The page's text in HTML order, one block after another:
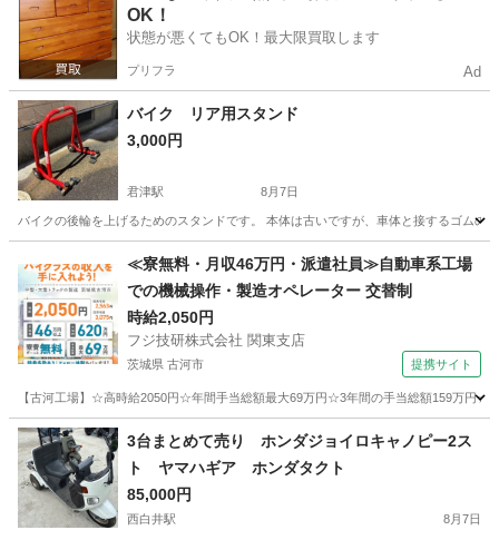
OK！
状態が悪くてもOK！最大限買取します
プリフラ Ad
バイク リア用スタンド
3,000円
君津駅 8月7日
バイクの後輪を上げるためのスタンドです。 本体は古いですが、車体と接するゴムの
君津駅 その他
≪寮無料・月収46万円・派遣社員≫自動車系工場
での機械操作・製造オペレーター 交替制
時給2,050円
フジ技研株式会社 関東支店
茨城県 古河市 提携サイト
【古河工場】☆高時給2050円☆年間手当総額最大69万円☆3年間の手当総額159万円☆
茨城 古河市 その他
3台まとめて売り ホンダジョイロキャノピー2ス
ト ヤマハギア ホンダタクト
85,000円
西白井駅 8月7日